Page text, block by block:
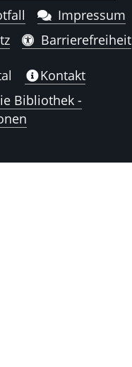
Impressum
Barrierefreiheit
Kontakt
Bibliothek -